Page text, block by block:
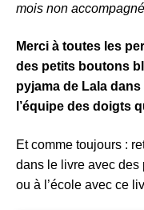
mois non
Merci à toutes les
des petits boutons
pyjama de Lala
l’équipe des doigts
Et comme toujours :
dans le livre avec des
ou à l’école avec ce